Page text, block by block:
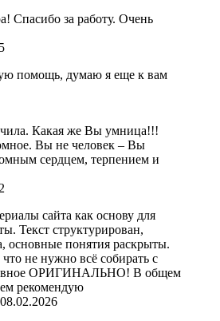
Спасибо за работу. Очень
помощь, думаю я еще к вам
Какая же Вы умница!!!
Вы не человек – Вы
сердцем, терпением и
сайта как основу для
Текст структурирован,
основные понятия раскрыты.
не нужно всё собирать с
ОРИГИНАЛЬНО! В общем
рекомендую